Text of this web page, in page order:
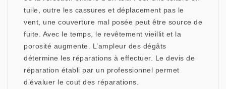
tuile, outre les cassures et déplacement pas le
vent, une couverture mal posée peut être source de
fuite. Avec le temps, le revêtement vieillit et la
porosité augmente. L’ampleur des dégâts
détermine les réparations à effectuer. Le devis de
réparation établi par un professionnel permet
d’évaluer le cout des réparations.